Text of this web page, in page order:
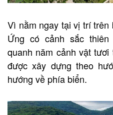
Vì nằm ngay tại vị trí trên
Ứng có cảnh sắc
quanh năm cảnh vật
được xây dựng theo
hướng về phía biển.